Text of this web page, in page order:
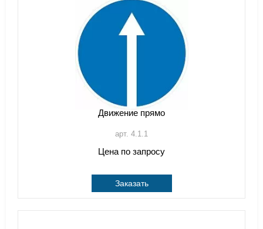
Движение прямо
арт. 4.1.1
Цена по запросу
Заказать